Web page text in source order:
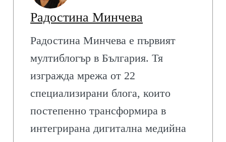
Радостина Минчева
Радостина Минчева е първият
мултиблогър в България. Тя
изгражда мрежа от 22
специализирани блога, които
постепенно трансформира в
интегрирана дигитална медийна